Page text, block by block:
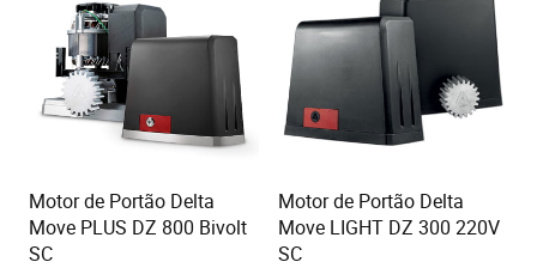
Motor de Portão Delta
Move PLUS DZ 800 Bivolt
SC
Motor de Portão Delta
Move LIGHT DZ 300 220V
SC